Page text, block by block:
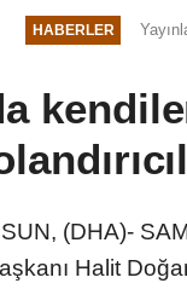
HABERLER
(DHA)-
Halit